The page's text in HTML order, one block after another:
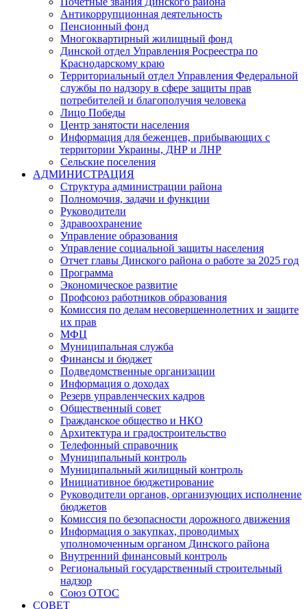
Антикоррупционная деятельность
Пенсионный фонд
Многоквартирный жилищный фонд
Динской отдел Управления Росреестра по
Краснодарскому краю
Территориальный отдел Управления Федеральной
службы по надзору в сфере защиты прав
потребителей и благополучия человека
Лицо Победы
Центр занятости населения
Информация для беженцев, прибывающих с
территории Украины, ДНР и ЛНР
Сельские поселения
АДМИНИСТРАЦИЯ
Структура администрации района
Полномочия, задачи и функции
Руководители
Здравоохранение
Управление образования
Управление социальной защиты населения
Отчет главы Динского района о работе за 2025 год
Программа
Экономическое развитие
Профсоюз работников образования
Комиссия по делам несовершеннолетних и защите
их прав
МФЦ
Муниципальная служба
Финансы и бюджет
Подведомственные организации
Информация о доходах
Резерв управленческих кадров
Общественный совет
Гражданское общество и НКО
Архитектура и градостроительство
Телефонный справочник
Муниципальный контроль
Муниципальный жилищный контроль
Инициативное бюджетирование
Руководители органов, организующих исполнение
бюджетов
Комиссия по безопасности дорожного движения
Информация о закупках, проводимых
уполномоченным органом Динского района
Внутренний финансовый контроль
Региональный государственный строительный
надзор
Союз ОТОС
СОВЕТ